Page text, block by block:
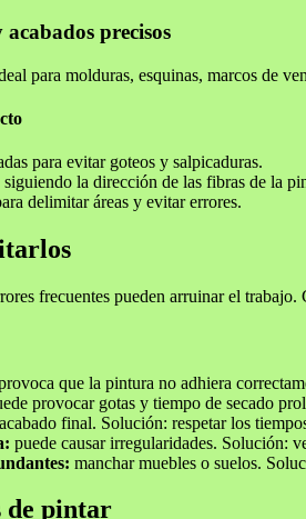
precisos
para molduras, esquinas, marcos de
para evitar goteos y salpicaduras.
la dirección de las fibras de la
delimitar áreas y evitar errores.
frecuentes pueden arruinar el
que la pintura no adhiera
provocar gotas y tiempo de secado
final. Solución: respetar los
puede causar irregularidades. Solución:
manchar muebles o suelos.
de pintar